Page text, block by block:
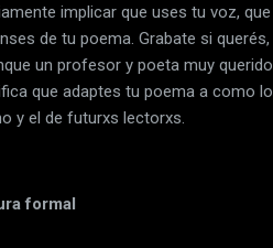
implicar que uses tu voz,
de tu poema. Grabate si
un profesor y poeta muy
que adaptes tu poema a como
y el de futurxs lectorxs.
formal